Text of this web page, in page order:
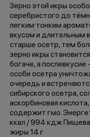
Зерно этой икры
серебристого до
легким тонким
вкусом и длительным
старше осетр, тем
зерно икры
богаче, а
особи осетра
очередь и
сибирского осетра,
аскорбиновая
содержит гмо.
ккал / 994 кдж
жиры 14 г